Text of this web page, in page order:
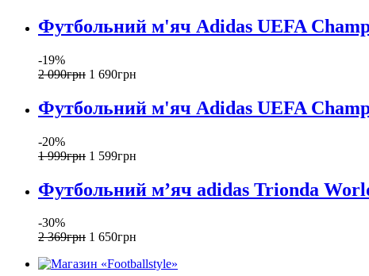
Футбольний м'яч Adidas UEFA
-19%
2 090грн 1 690грн
Футбольний м'яч Adidas UEFA
-20%
1 999грн 1 599грн
Футбольний м’яч adidas Trionda
-30%
2 369грн 1 650грн